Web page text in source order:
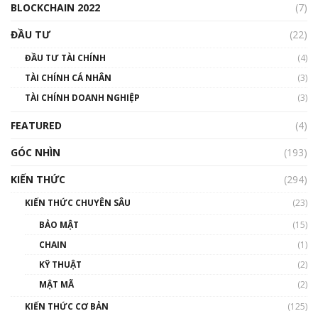
00:02:14
Nhìn lại năm 2022: Những sự kiện ảnh hưởng
đến hệ sinh thái tiền mã hoá | Phổ cập
00:43:47
BLOCKCHAIN 2022
(7)
ĐẦU TƯ
(22)
ĐẦU TƯ TÀI CHÍNH
(4)
TÀI CHÍNH CÁ NHÂN
(3)
TÀI CHÍNH DOANH NGHIỆP
(3)
FEATURED
(4)
GÓC NHÌN
(193)
KIẾN THỨC
(294)
KIẾN THỨC CHUYÊN SÂU
(23)
BẢO MẬT
(15)
CHAIN
(1)
KỸ THUẬT
(2)
MẬT MÃ
(2)
KIẾN THỨC CƠ BẢN
(125)